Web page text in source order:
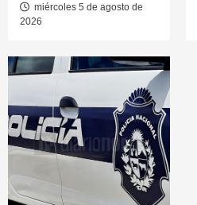
miércoles 5 de agosto de
2026